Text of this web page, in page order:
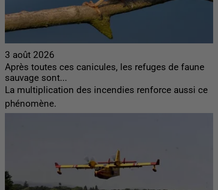
3 août 2026
Après toutes ces canicules, les refuges de faune
sauvage sont...
La multiplication des incendies renforce aussi ce
phénomène.